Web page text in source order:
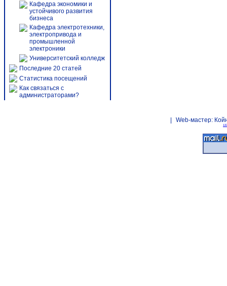
Кафедра экономики и
устойчивого развития
бизнеса
Кафедра электротехники,
электропривода и
промышленной
электроники
Университетский колледж
Последние 20 статей
Статистика посещений
Как связаться с
администраторами?
Web-мастер: